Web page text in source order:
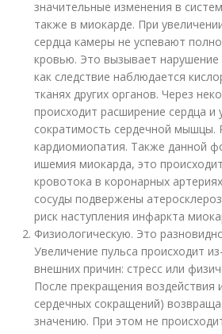
значительные изменения в
также в миокарде. При
сердца камеры не успевают
кровью. Это вызывает
как следствие наблюдается
тканях других органов. Через
происходит расширение сердца и
сократимость сердечной мышцы.
кардиомиопатия. Также данной
ишемия миокарда, это
кровотока в коронарных
сосуды подвержены
риск наступления инфаркта
Физиологическую. Это
Увеличение пульса происходит
внешних причин: стресс или
После прекращения воздействия
сердечных сокращений)
значению. При этом не